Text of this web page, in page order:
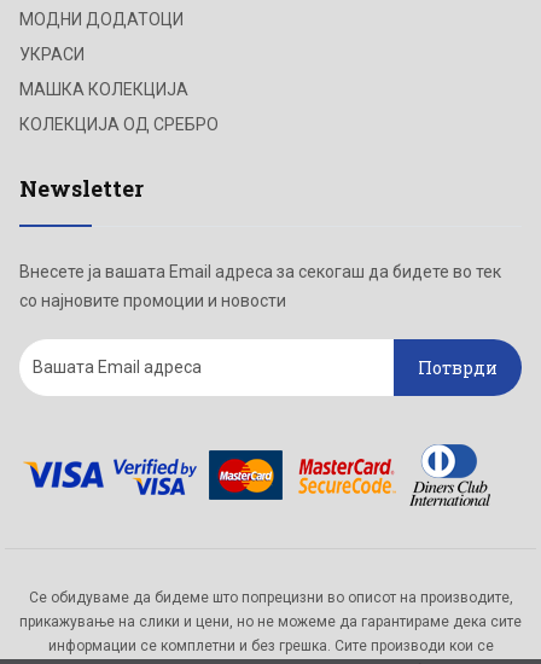
МОДНИ ДОДАТОЦИ
УКРАСИ
МАШКА КОЛЕКЦИЈА
КОЛЕКЦИЈА ОД СРЕБРО
Newsletter
Внесете ја вашата Email адреса за секогаш да бидете во тек
со најновите промоции и новости
Потврди
Се обидуваме да бидеме што попрецизни во описот на производите,
прикажување на слики и цени, но не можеме да гарантираме дека сите
информации се комплетни и без грешка. Сите производи кои се